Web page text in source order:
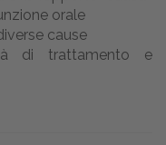
orale
cause
di trattamento e